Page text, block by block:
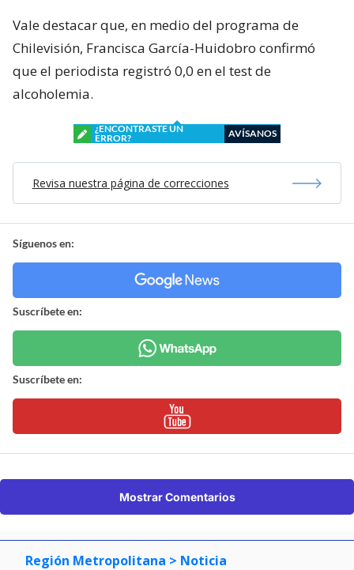
Vale destacar que, en medio del programa de
Chilevisión, Francisca García-Huidobro confirmó
que el periodista registró 0,0 en el test de
alcoholemia.
¿ENCONTRASTE UN
ERROR?
AVÍSANOS
Revisa nuestra página de correcciones
Síguenos en:
Suscríbete en:
Suscríbete en:
Mostrar Comentarios
Región Metropolitana > Noticia